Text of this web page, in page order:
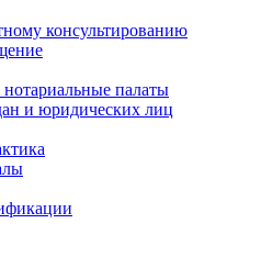
консультированию
палаты
и юридических лиц